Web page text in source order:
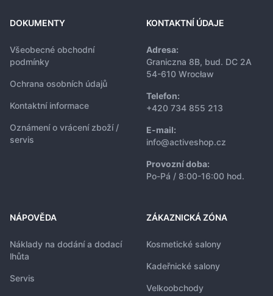
DOKUMENTY
Všeobecné obchodní
podmínky
Ochrana osobních údajů
Kontaktní informace
Oznámení o vrácení zboží /
servis
KONTAKTNÍ ÚDAJE
Adresa:
Graniczna 8B, bud. DC 2A
54-610 Wrocław
Telefon:
+420 734 855 213
E-mail:
info@activeshop.cz
Provozní doba:
Po-Pá / 8:00-16:00 hod.
NÁPOVĚDA
Náklady na dodání a dodací
lhůta
Servis
ZÁKAZNICKÁ ZÓNA
Kosmetické salony
Kadeřnické salony
Velkoobchody